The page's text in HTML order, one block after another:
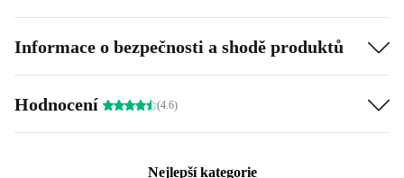
Informace o bezpečnosti a shodě produktů
Hodnocení (4.6)
Nejlepší kategorie